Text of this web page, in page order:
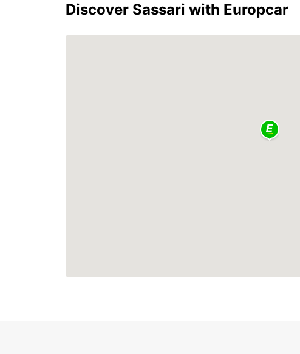
Discover Sassari with Europcar